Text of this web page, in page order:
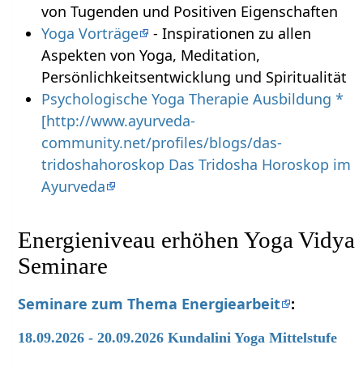
von Tugenden und Positiven Eigenschaften
Yoga Vorträge
- Inspirationen zu allen
Aspekten von Yoga, Meditation,
Persönlichkeitsentwicklung und Spiritualität
Psychologische Yoga Therapie Ausbildung *
[http://www.ayurveda-
community.net/profiles/blogs/das-
tridoshahoroskop Das Tridosha Horoskop im
Ayurveda
Energieniveau erhöhen Yoga Vidya
Seminare
Seminare zum Thema Energiearbeit :
18.09.2026 - 20.09.2026 Kundalini Yoga Mittelstufe